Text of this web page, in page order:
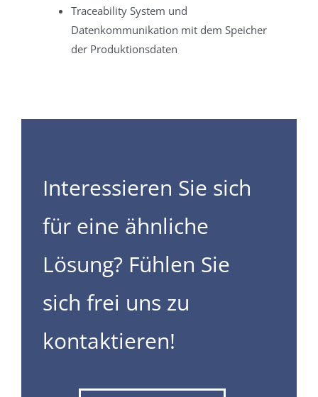
Traceability System und
Datenkommunikation mit dem Speicher
der Produktionsdaten
Interessieren Sie sich
für eine ähnliche
Lösung? Fühlen Sie
sich frei uns zu
kontaktieren!